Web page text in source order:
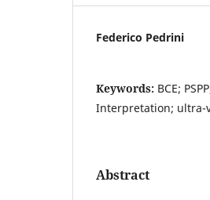
Federico Pedrini
Keywords: BCE;
Interpretation; ultra-
Abstract